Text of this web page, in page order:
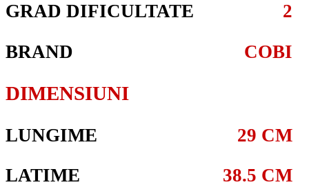
GRAD DIFICULTATE
2
BRAND
COBI
DIMENSIUNI
LUNGIME
29 CM
LATIME
38.5 CM